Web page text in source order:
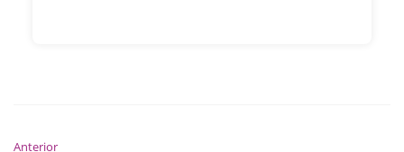
Anterior